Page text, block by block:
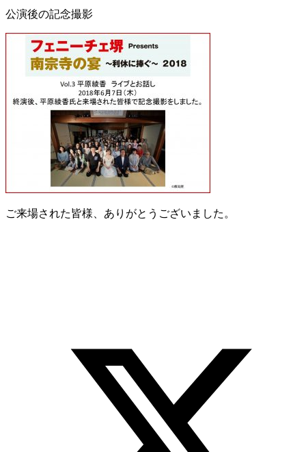
公演後の記念撮影
ご来場された皆様、ありがとうございました。